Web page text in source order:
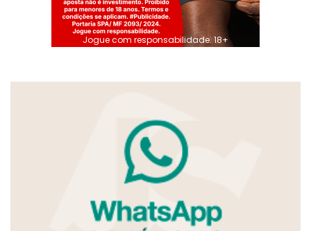
Jogue com responsabilidade. 18+